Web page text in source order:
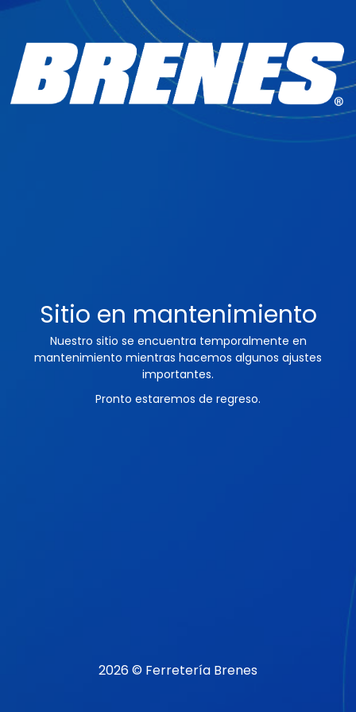
Sitio en mantenimiento
Nuestro sitio se encuentra temporalmente en
mantenimiento mientras hacemos algunos ajustes
importantes.
Pronto estaremos de regreso.
2026 © Ferretería Brenes